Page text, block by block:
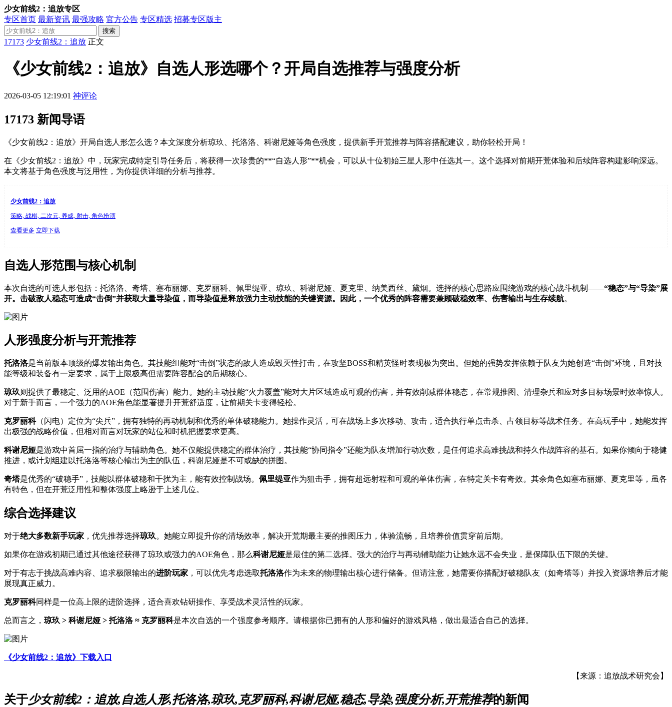
少女前线2：追放专区
专区首页 最新资讯 最强攻略 官方公告 专区精选 招募专区版主
搜索
17173 少女前线2：追放 正文
《少女前线2：追放》自选人形选哪个？开局自选推荐与强度分析
2026-03-05 12:19:01 神评论
17173 新闻导语
《少女前线2：追放》开局自选人形怎么选？本文深度分析琼玖、托洛洛、科谢尼娅等角色强度，提供新手开荒推荐与阵容搭配建议，助你轻松开局！
在《少女前线2：追放》中，玩家完成特定引导任务后，将获得一次珍贵的**“自选人形”**机会，可以从十位初始三星人形中任选其一。这个选择对前期开荒体验和后续阵容构建影响深远。
本文将基于角色强度与泛用性，为你提供详细的分析与推荐。
少女前线2：追放
策略, 战棋, 二次元, 养成, 射击, 角色扮演
查看更多 立即下载
自选人形范围与核心机制
本次自选的可选人形包括：托洛洛、奇塔、塞布丽娜、克罗丽科、佩里缇亚、琼玖、科谢尼娅、夏克里、纳美西丝、黛烟。选择的核心思路应围绕游戏的核心战斗机制——“稳态”与“导染”展
开。击破敌人稳态可造成“击倒”并获取大量导染值，而导染值是释放强力主动技能的关键资源。因此，一个优秀的阵容需要兼顾破稳效率、伤害输出与生存续航。
人形强度分析与开荒推荐
托洛洛是当前版本顶级的爆发输出角色。其技能组能对“击倒”状态的敌人造成毁灭性打击，在攻坚BOSS和精英怪时表现极为突出。但她的强势发挥依赖于队友为她创造“击倒”环境，且对技
能等级和装备有一定要求，属于上限极高但需要阵容配合的后期核心。
琼玖则提供了最稳定、泛用的AOE（范围伤害）能力。她的主动技能“火力覆盖”能对大片区域造成可观的伤害，并有效削减群体稳态，在常规推图、清理杂兵和应对多目标场景时效率惊人。
对于新手而言，一个强力的AOE角色能显著提升开荒舒适度，让前期关卡变得轻松。
克罗丽科（闪电）定位为“尖兵”，拥有独特的再动机制和优秀的单体破稳能力。她操作灵活，可在战场上多次移动、攻击，适合执行单点击杀、占领目标等战术任务。在高玩手中，她能发挥
出极强的战略价值，但相对而言对玩家的站位和时机把握要求更高。
科谢尼娅是游戏中首屈一指的治疗与辅助角色。她不仅能提供稳定的群体治疗，其技能“协同指令”还能为队友增加行动次数，是任何追求高难挑战和持久作战阵容的基石。如果你倾向于稳健
推进，或计划组建以托洛洛等核心输出为主的队伍，科谢尼娅是不可或缺的拼图。
奇塔是优秀的“破稳手”，技能以群体破稳和干扰为主，能有效控制战场。 佩里缇亚作为狙击手，拥有超远射程和可观的单体伤害，在特定关卡有奇效。其余角色如塞布丽娜、夏克里等，虽各
有特色，但在开荒泛用性和整体强度上略逊于上述几位。
综合选择建议
对于绝大多数新手玩家 ，优先推荐选择琼玖。她能立即提升你的清场效率，解决开荒期最主要的推图压力，体验流畅，且培养价值贯穿前后期。
如果你在游戏初期已通过其他途径获得了琼玖或强力的AOE角色，那么科谢尼娅是最佳的第二选择。强大的治疗与再动辅助能力让她永远不会失业，是保障队伍下限的关键。
对于有志于挑战高难内容、追求极限输出的进阶玩家 ，可以优先考虑选取托洛洛作为未来的物理输出核心进行储备。但请注意，她需要你搭配好破稳队友（如奇塔等）并投入资源培养后才能
展现真正威力。
克罗丽科同样是一位高上限的进阶选择，适合喜欢钻研操作、享受战术灵活性的玩家。
总而言之， 琼玖 > 科谢尼娅 > 托洛洛 ≈ 克罗丽科是本次自选的一个强度参考顺序。请根据你已拥有的人形和偏好的游戏风格，做出最适合自己的选择。
《少女前线2：追放》下载入口
【来源：追放战术研究会】
关于少女前线2：追放,自选人形,托洛洛,琼玖,克罗丽科,科谢尼娅,稳态,导染,强度分析,开荒推荐的新闻